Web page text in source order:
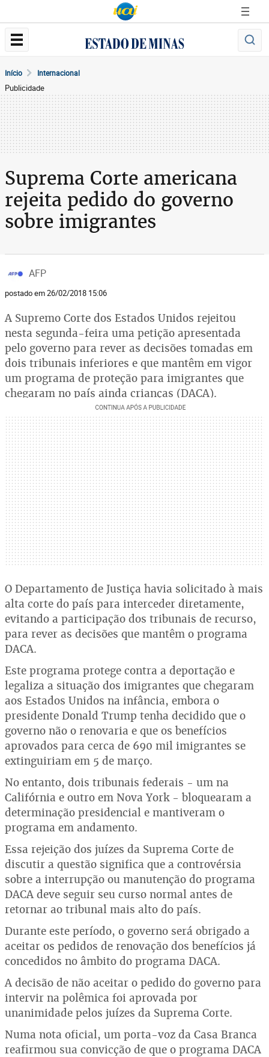
Início Internacional
Publicidade
Suprema Corte americana
rejeita pedido do governo
sobre imigrantes
AFP
postado em 26/02/2018 15:06
A Supremo Corte dos Estados Unidos rejeitou
nesta segunda-feira uma petição apresentada
pelo governo para rever as decisões tomadas em
dois tribunais inferiores e que mantêm em vigor
um programa de proteção para imigrantes que
chegaram no país ainda crianças (DACA).
O Departamento de Justiça havia solicitado à mais
alta corte do país para interceder diretamente,
evitando a participação dos tribunais de recurso,
para rever as decisões que mantêm o programa
DACA.
Este programa protege contra a deportação e
legaliza a situação dos imigrantes que chegaram
aos Estados Unidos na infância, embora o
presidente Donald Trump tenha decidido que o
governo não o renovaria e que os benefícios
aprovados para cerca de 690 mil imigrantes se
extinguiriam em 5 de março.
No entanto, dois tribunais federais - um na
Califórnia e outro em Nova York - bloquearam a
determinação presidencial e mantiveram o
programa em andamento.
Essa rejeição dos juízes da Suprema Corte de
discutir a questão significa que a controvérsia
sobre a interrupção ou manutenção do programa
DACA deve seguir seu curso normal antes de
retornar ao tribunal mais alto do país.
Durante este período, o governo será obrigado a
aceitar os pedidos de renovação dos benefícios já
concedidos no âmbito do programa DACA.
A decisão de não aceitar o pedido do governo para
intervir na polêmica foi aprovada por
unanimidade pelos juízes da Suprema Corte.
Numa nota oficial, um porta-voz da Casa Branca
reafirmou sua convicção de que o programa DACA